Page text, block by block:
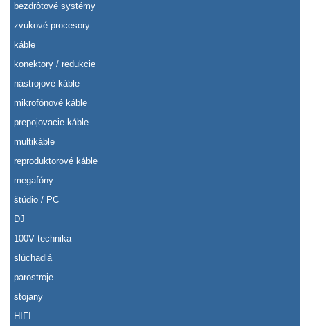
bezdrôtové systémy
zvukové procesory
káble
konektory / redukcie
nástrojové káble
mikrofónové káble
prepojovacie káble
multikáble
reproduktorové káble
megafóny
štúdio / PC
DJ
100V technika
slúchadlá
parostroje
stojany
HIFI